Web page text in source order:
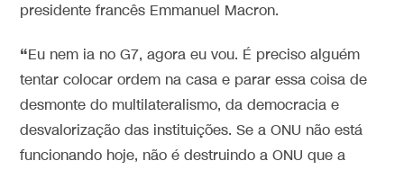
presidente francês Emmanuel Macron.
“Eu nem ia no G7, agora eu vou. É preciso alguém
tentar colocar ordem na casa e parar essa coisa de
desmonte do multilateralismo, da democracia e
desvalorização das instituições. Se a ONU não está
funcionando hoje, não é destruindo a ONU que a